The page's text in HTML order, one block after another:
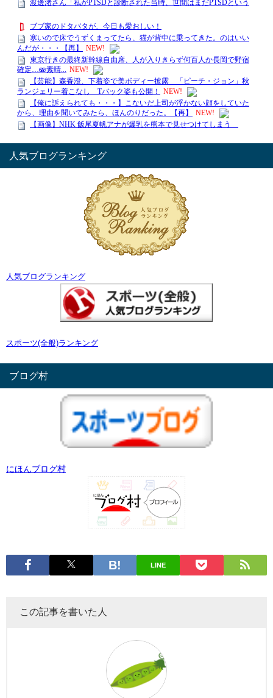
人気ブログランキング
人気ブログランキング
スポーツ(全般)ランキング
ブログ村
にほんブログ村
LINE
この記事を書いた人